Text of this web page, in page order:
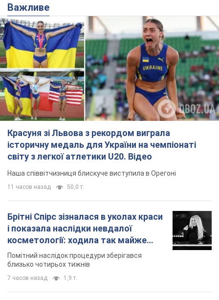
Важливе
Красуня зі Львова з рекордом виграла
історичну медаль для України на чемпіонаті
світу з легкої атлетики U20. Відео
Наша співвітчизниця блискуче виступила в Орегоні
11 часов назад 50,0 т.
Брітні Спірс зізналася в уколах краси
і показала наслідки невдалої
косметології: ходила так майже
місяць
Помітний наслідок процедури зберігався
близько чотирьох тижнів
7 часов назад 1,9 т.